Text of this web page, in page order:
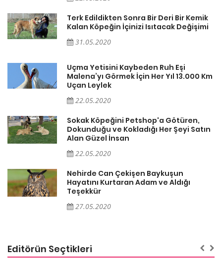
Terk Edildikten Sonra Bir Deri Bir Kemik
Kalan Köpeğin İçinizi Isıtacak Değişimi
31.05.2020
Uçma Yetisini Kaybeden Ruh Eşi
Malena’yı Görmek İçin Her Yıl 13.000 Km
Uçan Leylek
22.05.2020
Sokak Köpeğini Petshop'a Götüren,
Dokunduğu ve Kokladığı Her Şeyi Satın
Alan Güzel İnsan
22.05.2020
Nehirde Can Çekişen Baykuşun
Hayatını Kurtaran Adam ve Aldığı
Teşekkür
27.05.2020
Editörün Seçtikleri